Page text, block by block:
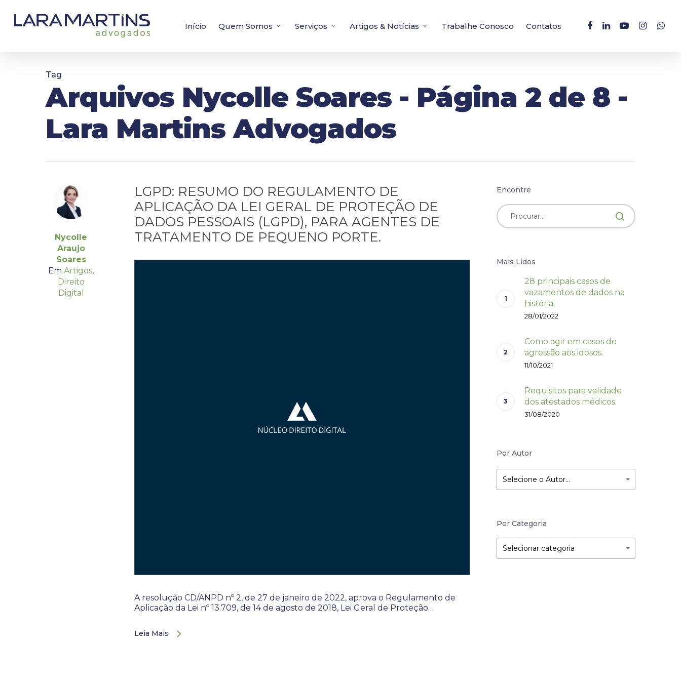
main
Início Quem Somos Serviços Artigos & Notícias Trabalhe Conosco Contatos facebooklinkedinyoutubeinstagram
Tag
Arquivos Nycolle Soares - Página 2 de 8 -
Lara Martins Advogados
Nycolle
Araujo
Soares
Em Artigos,
Direito
Digital
LGPD: RESUMO DO REGULAMENTO DE
APLICAÇÃO DA LEI GERAL DE PROTEÇÃO DE
DADOS PESSOAIS (LGPD), PARA AGENTES DE
TRATAMENTO DE PEQUENO PORTE.
A resolução CD/ANPD nº 2, de 27 de janeiro de 2022, aprova o Regulamento de
Aplicação da Lei nº 13.709, de 14 de agosto de 2018, Lei Geral de Proteção…
Leia Mais
Encontre
Mais Lidos
28 principais casos de
vazamentos de dados na
história.
28/01/2022
Como agir em casos de
agressão aos idosos.
11/10/2021
Requisitos para validade
dos atestados médicos.
31/08/2020
Por Autor
Selecione o Autor…
Por Categoria
Por
Categoria
Selecionar categoria
Categoria